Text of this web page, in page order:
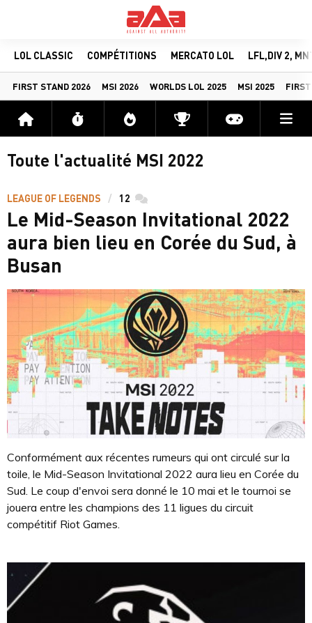
LOL CLASSIC COMPÉTITIONS MERCATO LOL LFL,DIV 2,
FIRST STAND 2026 MSI 2026 WORLDS LOL 2025 MSI 2025
Accueil Flux Directs CompétitionsActu jeux
Toute l'actualité MSI 2022
LEAGUE OF LEGENDS 12 commentaires
Le Mid-Season Invitational 2022
aura bien lieu en Corée du Sud, à
Busan
Conformément aux récentes rumeurs qui ont circulé sur la
toile, le Mid-Season Invitational 2022 aura lieu en Corée du
Sud. Le coup d'envoi sera donné le 10 mai et le tournoi se
jouera entre les champions des 11 ligues du circuit
compétitif Riot Games.